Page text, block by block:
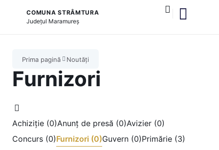
COMUNA STRÂMTURA
Județul Maramureș
Prima pagină Noutăți
Furnizori
Achiziție (0)Anunț de presă (0)Avizier (0)
Concurs (0)Furnizori (0)Guvern (0)Primărie (3)